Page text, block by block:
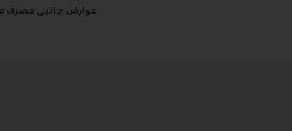
عوارض جانبی مصرف